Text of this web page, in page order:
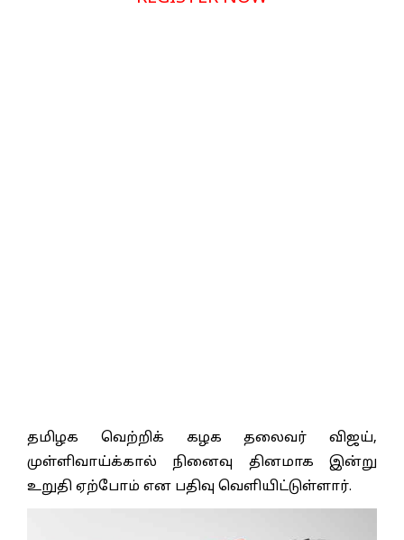
தமிழக வெற்றிக் கழக தலைவர் விஜய்,
முள்ளிவாய்க்கால் நினைவு தினமாக இன்று
உறுதி ஏற்போம் என பதிவு வெளியிட்டுள்ளார்.